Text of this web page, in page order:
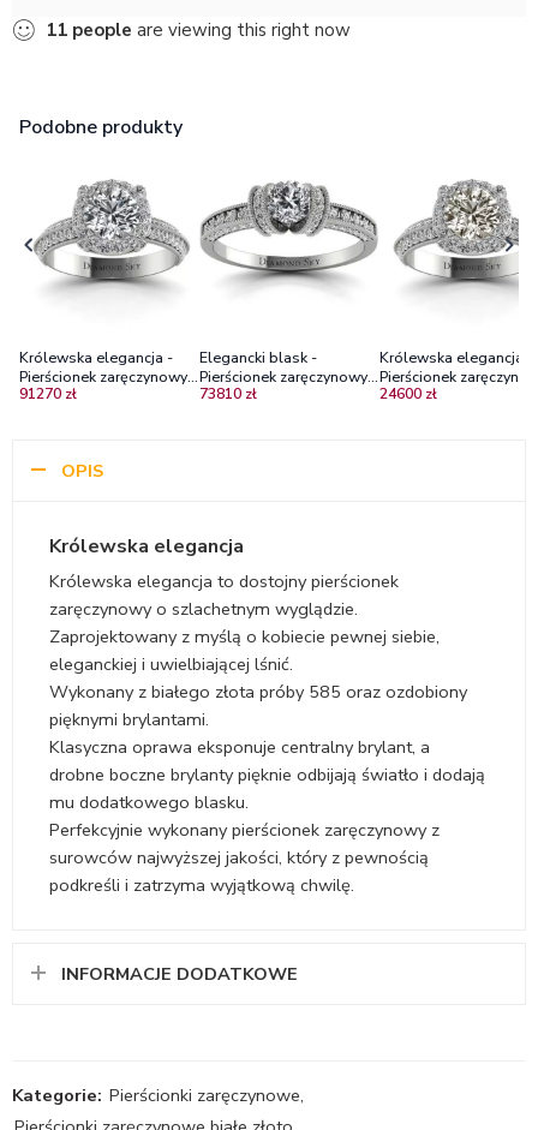
11 people are viewing this right now
Podobne produkty
Królewska elegancja -
Pierścionek zaręczynowy z
białego złota z
91270 zł
Elegancki blask -
Pierścionek zaręczynowy,
białe złoto 585, diamenty
73810 zł
Królewska elegancja -
Pierścionek
białego złota z
24600 zł
OPIS
Królewska elegancja
Królewska elegancja to dostojny pierścionek
zaręczynowy o szlachetnym wyglądzie.
Zaprojektowany z myślą o kobiecie pewnej siebie,
eleganckiej i uwielbiającej lśnić.
Wykonany z białego złota próby 585 oraz ozdobiony
pięknymi brylantami.
Klasyczna oprawa eksponuje centralny brylant, a
drobne boczne brylanty pięknie odbijają światło i dodają
mu dodatkowego blasku.
Perfekcyjnie wykonany pierścionek zaręczynowy z
surowców najwyższej jakości, który z pewnością
podkreśli i zatrzyma wyjątkową chwilę.
INFORMACJE DODATKOWE
Kategorie: Pierścionki zaręczynowe,